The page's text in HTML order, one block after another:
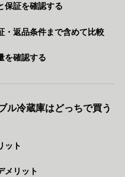
保証を確認する
・返品条件まで含めて比較
を確認する
ル冷蔵庫はどっちで買う
ット
メリット